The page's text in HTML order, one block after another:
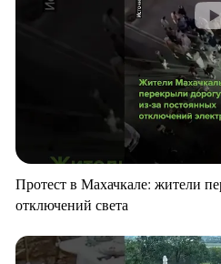
Протест в Махачкале: жители
отключений света